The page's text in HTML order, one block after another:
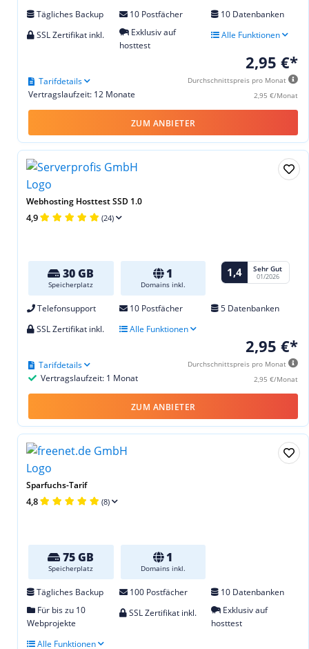
Tägliches Backup
10 Postfächer
10 Datenbanken
SSL Zertifikat inkl.
Exklusiv auf
hosttest
Alle Funktionen
2,95 €*
Durchschnittspreis pro Monat
2,95 €/Monat
Vertragslaufzeit: 12 Monate
Tarifdetails
ZUM ANBIETER
Webhosting Hosttest SSD 1.0
4,9 (24)
30 GB
Speicherplatz
1
Domains inkl.
1,4 Sehr Gut
01/2026
Telefonsupport 10 Postfächer
5 Datenbanken
SSL Zertifikat inkl.
Alle Funktionen
2,95 €*
Durchschnittspreis pro Monat
2,95 €/Monat
Vertragslaufzeit: 1 Monat
Tarifdetails
ZUM ANBIETER
Sparfuchs-Tarif
4,8 (8)
75 GB
Speicherplatz
1
Domains inkl.
Tägliches Backup 100 Postfächer
10 Datenbanken
Für bis zu 10
Webprojekte
SSL Zertifikat inkl.
Exklusiv auf
hosttest
Alle Funktionen